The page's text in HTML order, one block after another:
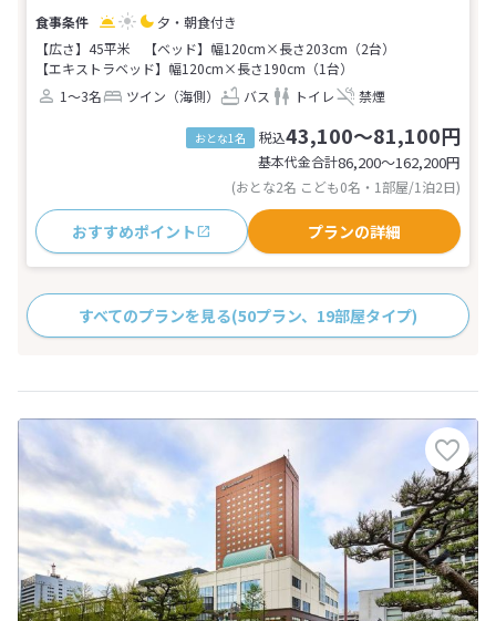
夕・朝食付き
【広さ】45平米
【ベッド】幅120cm×長さ203cm（2台）
【エキストラベッド】幅120cm×長さ190cm（1台）
1～3名
ツイン（海側） バス トイレ 禁煙
おとな1名 税込43,100～81,100円
基本代金合計86,200〜162,200円
(おとな2名 こども0名・1部屋/1泊2日)
おすすめポイント プランの詳細
すべてのプランを見る(50プラン、19部屋タイプ)